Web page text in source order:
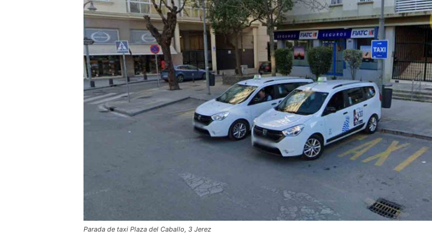
Parada de taxi Plaza del Caballo, 3 Jerez